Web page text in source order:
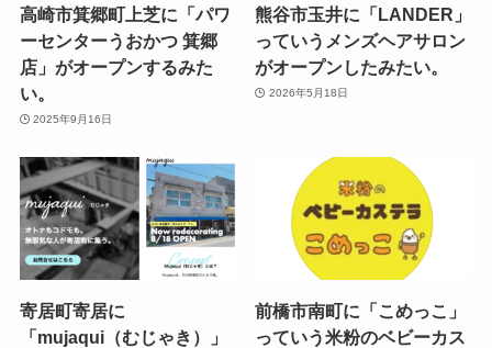
高崎市箕郷町上芝に「パワ
ーセンターうおかつ 箕郷
店」がオープンするみた
い。
2025年9月16日
熊谷市玉井に「LANDER」
っていうメンズヘアサロン
がオープンしたみたい。
2026年5月18日
寄居町寄居に
「mujaqui（むじゃき）」
前橋市南町に「こめっこ」
っていう米粉のベビーカス